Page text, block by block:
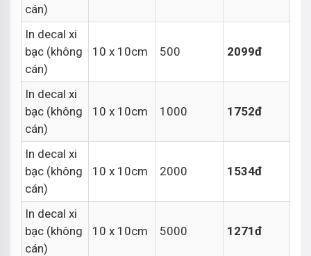
cán)
In decal xi
bạc (không
cán)
10 x 10cm 500 2099đ
In decal xi
bạc (không
cán)
10 x 10cm 1000 1752đ
In decal xi
bạc (không
cán)
10 x 10cm 2000 1534đ
In decal xi
bạc (không
cán)
10 x 10cm 5000 1271đ